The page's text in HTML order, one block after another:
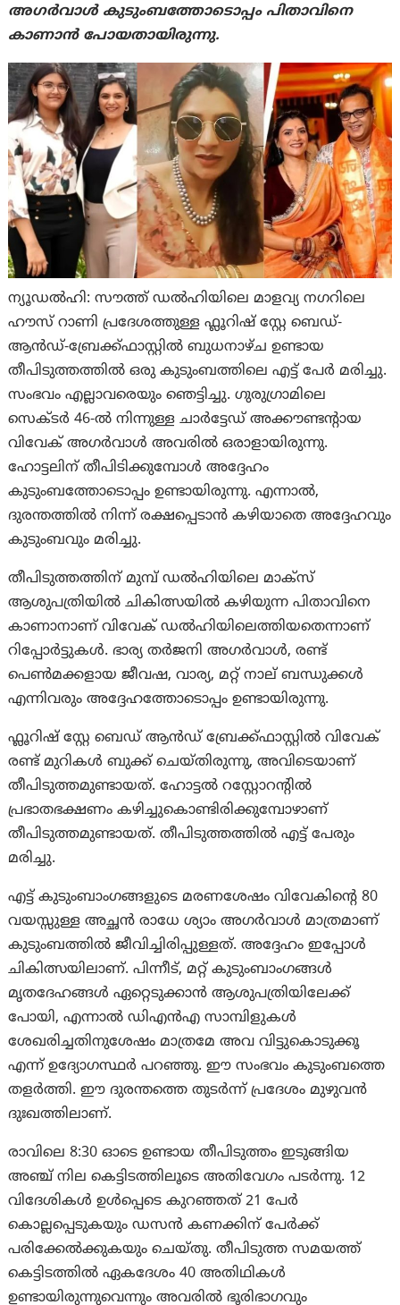
അഗർവാൾ കുടുംബത്തോടൊപ്പം പിതാവിനെ
കാണാൻ പോയതായിരുന്നു.
ന്യൂഡൽഹി: സൗത്ത് ഡൽഹിയിലെ മാളവ്യ നഗറിലെ
ഹൗസ് റാണി പ്രദേശത്തുള്ള ഫ്ലൂറിഷ് സ്റ്റേ ബെഡ്-
ആൻഡ്-ബ്രേക്ക്ഫാസ്റ്റിൽ ബുധനാഴ്ച ഉണ്ടായ
തീപിടുത്തത്തിൽ ഒരു കുടുംബത്തിലെ എട്ട് പേർ മരിച്ചു.
സംഭവം എല്ലാവരെയും ഞെട്ടിച്ചു. ഗുരുഗ്രാമിലെ
സെക്ടർ 46-ൽ നിന്നുള്ള ചാർട്ടേഡ് അക്കൗണ്ടന്റായ
വിവേക് ​​അഗർവാൾ അവരിൽ ഒരാളായിരുന്നു.
ഹോട്ടലിന് തീപിടിക്കുമ്പോൾ അദ്ദേഹം
കുടുംബത്തോടൊപ്പം ഉണ്ടായിരുന്നു. എന്നാല്‍,
ദുരന്തത്തിൽ നിന്ന് രക്ഷപ്പെടാൻ കഴിയാതെ അദ്ദേഹവും
കുടുംബവും മരിച്ചു.
തീപിടുത്തത്തിന് മുമ്പ് ഡൽഹിയിലെ മാക്സ്
ആശുപത്രിയിൽ ചികിത്സയിൽ കഴിയുന്ന പിതാവിനെ
കാണാനാണ് വിവേക് ​​ഡൽഹിയിലെത്തിയതെന്നാണ്
റിപ്പോർട്ടുകൾ. ഭാര്യ തർജനി അഗർവാൾ, രണ്ട്
പെൺമക്കളായ ജീവഷ, വാര്യ, മറ്റ് നാല് ബന്ധുക്കൾ
എന്നിവരും അദ്ദേഹത്തോടൊപ്പം ഉണ്ടായിരുന്നു.
ഫ്ലൂറിഷ് സ്റ്റേ ബെഡ് ആൻഡ് ബ്രേക്ക്ഫാസ്റ്റിൽ വിവേക് ​​
രണ്ട് മുറികൾ ബുക്ക് ചെയ്തിരുന്നു, അവിടെയാണ്
തീപിടുത്തമുണ്ടായത്. ഹോട്ടൽ റസ്റ്റോറന്റിൽ
പ്രഭാതഭക്ഷണം കഴിച്ചുകൊണ്ടിരിക്കുമ്പോഴാണ്
തീപിടുത്തമുണ്ടായത്. തീപിടുത്തത്തിൽ എട്ട് പേരും
മരിച്ചു.
എട്ട് കുടുംബാംഗങ്ങളുടെ മരണശേഷം വിവേകിന്റെ 80
വയസ്സുള്ള അച്ഛൻ രാധേ ശ്യാം അഗർവാൾ മാത്രമാണ്
കുടുംബത്തിൽ ജീവിച്ചിരിപ്പുള്ളത്. അദ്ദേഹം ഇപ്പോൾ
ചികിത്സയിലാണ്. പിന്നീട്, മറ്റ് കുടുംബാംഗങ്ങൾ
മൃതദേഹങ്ങൾ ഏറ്റെടുക്കാൻ ആശുപത്രിയിലേക്ക്
പോയി, എന്നാൽ ഡിഎൻഎ സാമ്പിളുകൾ
ശേഖരിച്ചതിനുശേഷം മാത്രമേ അവ വിട്ടുകൊടുക്കൂ
എന്ന് ഉദ്യോഗസ്ഥർ പറഞ്ഞു. ഈ സംഭവം കുടുംബത്തെ
തളർത്തി. ഈ ദുരന്തത്തെ തുടർന്ന് പ്രദേശം മുഴുവൻ
ദുഃഖത്തിലാണ്.
രാവിലെ 8:30 ഓടെ ഉണ്ടായ തീപിടുത്തം ഇടുങ്ങിയ
അഞ്ച് നില കെട്ടിടത്തിലൂടെ അതിവേഗം പടർന്നു. 12
വിദേശികൾ ഉൾപ്പെടെ കുറഞ്ഞത് 21 പേർ
കൊല്ലപ്പെടുകയും ഡസൻ കണക്കിന് പേർക്ക്
പരിക്കേൽക്കുകയും ചെയ്തു. തീപിടുത്ത സമയത്ത്
കെട്ടിടത്തിൽ ഏകദേശം 40 അതിഥികൾ
ഉണ്ടായിരുന്നുവെന്നും അവരിൽ ഭൂരിഭാഗവും